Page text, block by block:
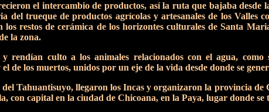
el intercambio de productos, así la ruta que bajaba desde
trueque de productos agrícolas y artesanales de los Valles
los restos de cerámica de los horizontes culturales de Santa
la zona.
culto a los animales relacionados con el agua,
de los muertos, unidos por un eje de la vida desde donde se
Tahuantisuyo, llegaron los Incas y organizaron la provincia
con capital en la ciudad de Chicoana, en la Paya, lugar donde